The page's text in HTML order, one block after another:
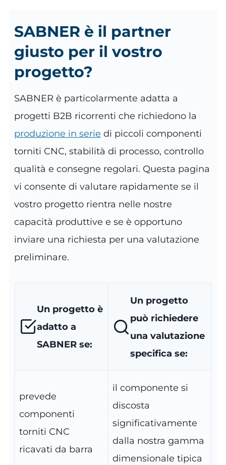
SABNER è il partner
giusto per il vostro
progetto?
SABNER è particolarmente adatta a
progetti B2B ricorrenti che richiedono la
produzione in serie di piccoli componenti
torniti CNC, stabilità di processo, controllo
qualità e consegne regolari. Questa pagina
vi consente di valutare rapidamente se il
vostro progetto rientra nelle nostre
capacità produttive e se è opportuno
inviare una richiesta per una valutazione
preliminare.
Un progetto è
adatto a
SABNER se:
Un progetto
può richiedere
una valutazione
specifica se:
prevede
componenti
torniti CNC
ricavati da barra
il componente si
discosta
significativamente
dalla nostra gamma
dimensionale tipica